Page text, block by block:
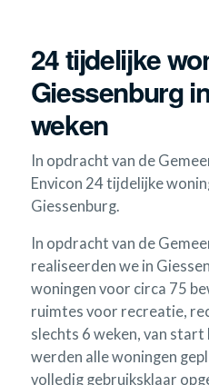
24 tijdelijke
Giessenburg
weken
In opdracht van de
Envicon 24 tijdelijke
Giessenburg.
In opdracht van de
realiseerden we in
woningen voor circa 75
ruimtes voor recreatie,
slechts 6 weken, van
werden alle woningen
volledig gebruiksklaar